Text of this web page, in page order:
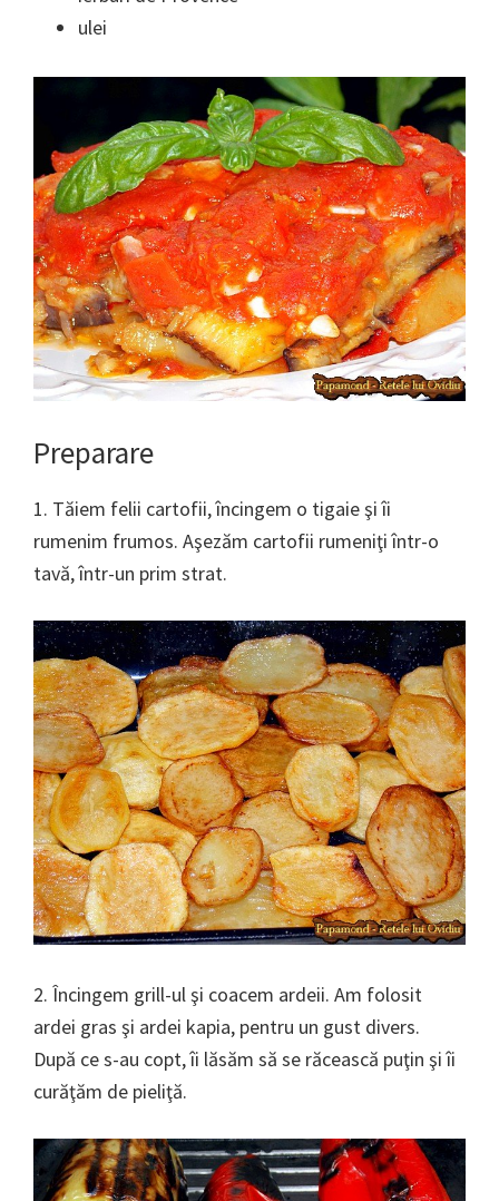
ulei
Preparare
1. Tăiem felii cartofii, încingem o tigaie şi îi
rumenim frumos. Aşezăm cartofii rumeniţi într-o
tavă, într-un prim strat.
2. Încingem grill-ul şi coacem ardeii. Am folosit
ardei gras şi ardei kapia, pentru un gust divers.
După ce s-au copt, îi lăsăm să se răcească puţin şi îi
curăţăm de pieliţă.